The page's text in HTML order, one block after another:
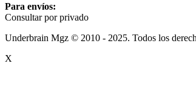
Para envíos:
Consultar por privado
Underbrain Mgz © 2010 - 2025. Todos los
X